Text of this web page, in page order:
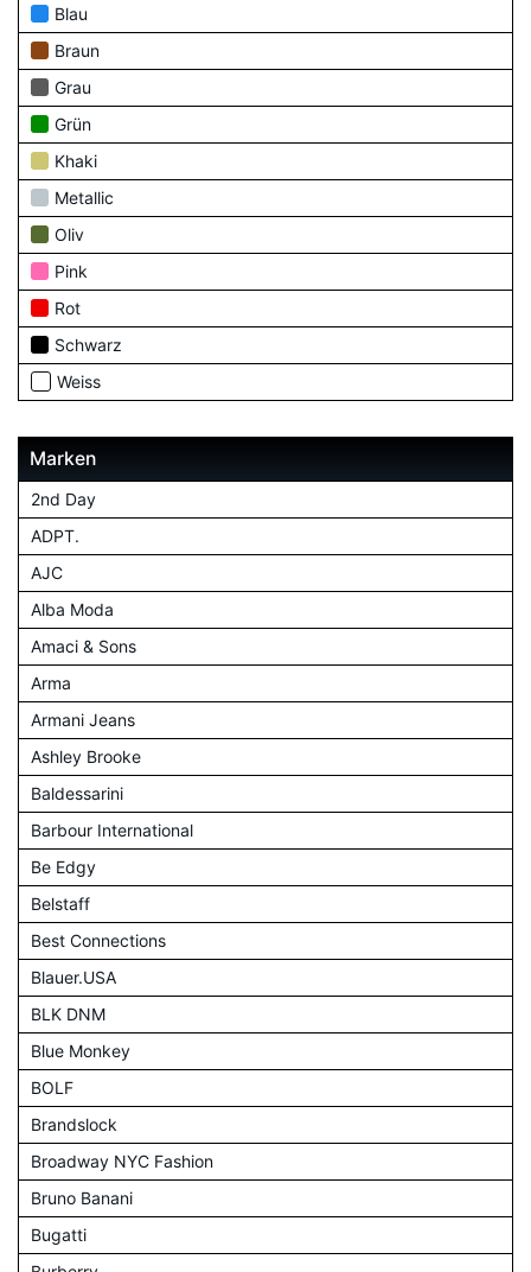
Blau
Braun
Grau
Grün
Khaki
Metallic
Oliv
Pink
Rot
Schwarz
Weiss
Marken
2nd Day
ADPT.
AJC
Alba Moda
Amaci & Sons
Arma
Armani Jeans
Ashley Brooke
Baldessarini
Barbour International
Be Edgy
Belstaff
Best Connections
Blauer.USA
BLK DNM
Blue Monkey
BOLF
Brandslock
Broadway NYC Fashion
Bruno Banani
Bugatti